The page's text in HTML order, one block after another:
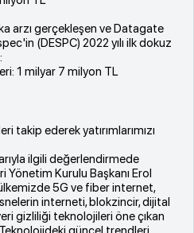
arzı gerçekleşen ve Datagate
(DESPC) 2022 yılı ilk dokuz
1 milyar 7 milyon TL
takip ederek yatırımlarımızı
ilgili değerlendirmede
Kurulu Başkanı Erol
5G ve fiber internet,
interneti, blokzincir, dijital
gizliliği teknolojileri öne çıkan